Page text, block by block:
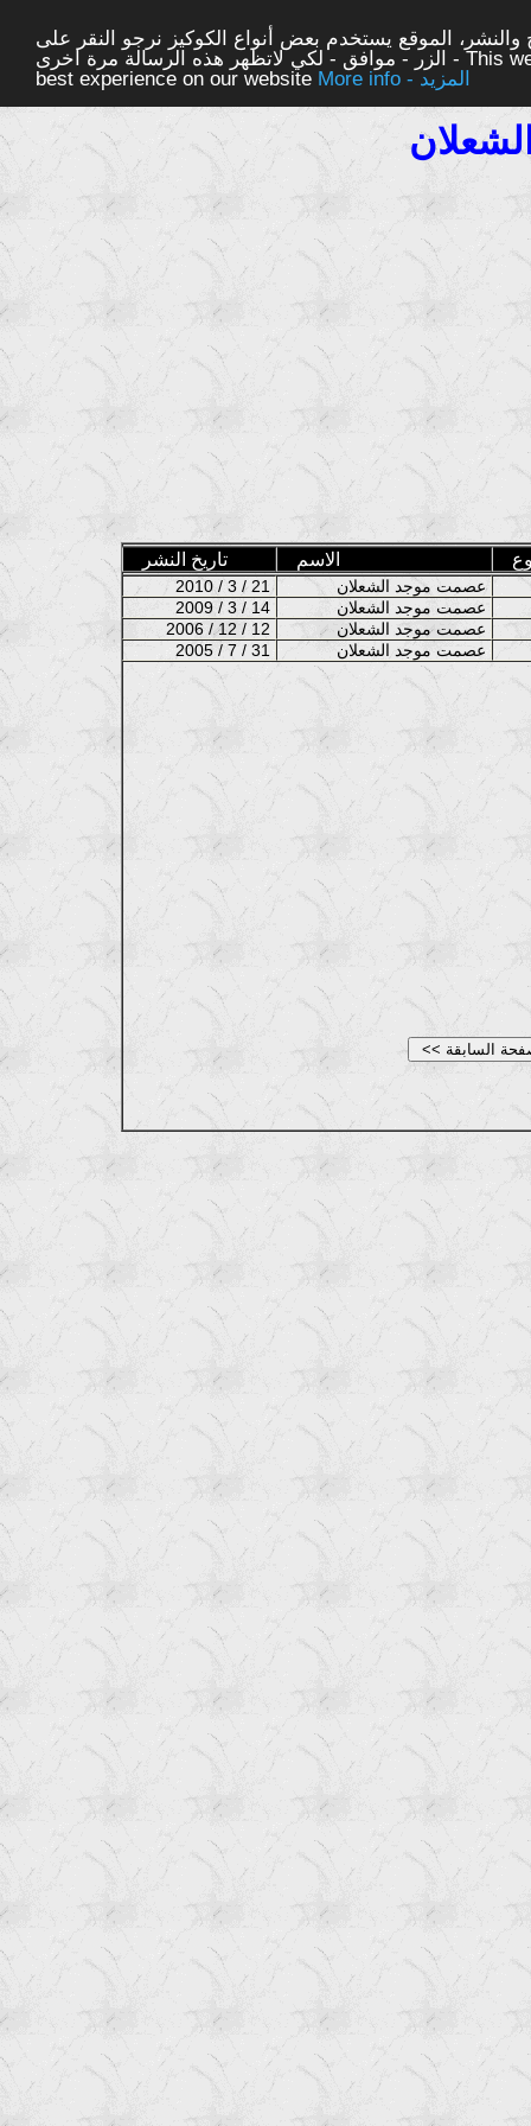
الموقع يستخدم بعض أنواع الكوكيز نرجو النقر على
الزر - موافق - لكي لاتظهر هذه الرسالة مرة اخرى - This website uses cookies to ensure you get the
best experience on our website
More info - المزيد
تاريخ النشر الاسم
2010 / 3 / 21
عصمت موجد الشعلان
2009 / 3 / 14
2006 / 12 / 12
2005 / 7 / 31